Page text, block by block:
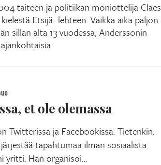
taiteen ja politiikan moniottelija Claes
Etsijä -lehteen. Vaikka aika paljon
sillan alta 13 vuodessa, Anderssonin
et ole olemassa
Twitterissä ja Facebookissa. Tietenkin.
tapahtumaa ilman sosiaalista
yritti. Hän organisoi…